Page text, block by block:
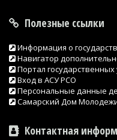
Полезные ссылки
Информация о
Навигатор
Портал государственных
Вход в АСУ РСО
Персональные данные
Самарский Дом
Контактная